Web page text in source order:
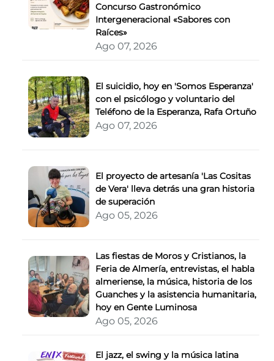
Concurso Gastronómico
Intergeneracional «Sabores con
Raíces»
Ago 07, 2026
El suicidio, hoy en 'Somos Esperanza'
con el psicólogo y voluntario del
Teléfono de la Esperanza, Rafa Ortuño
Ago 07, 2026
El proyecto de artesanía 'Las Cositas
de Vera' lleva detrás una gran historia
de superación
Ago 05, 2026
Las fiestas de Moros y Cristianos, la
Feria de Almería, entrevistas, el habla
almeriense, la música, historia de los
Guanches y la asistencia humanitaria,
hoy en Gente Luminosa
Ago 05, 2026
El jazz, el swing y la música latina